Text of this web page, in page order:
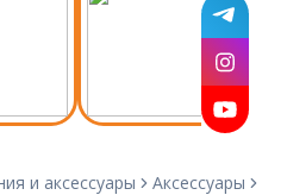
и аксессуары
Аксессуары